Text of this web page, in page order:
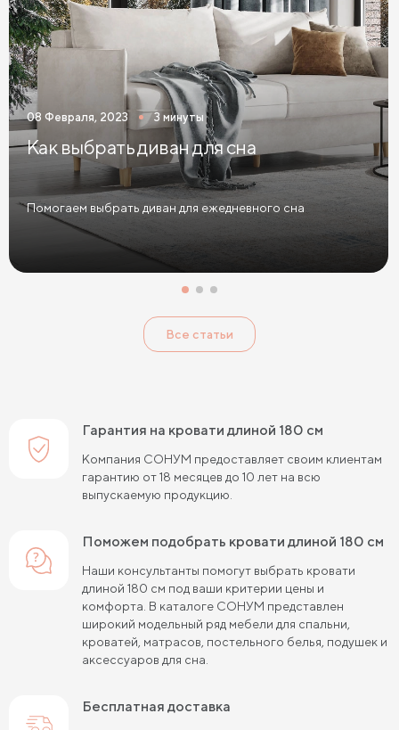
Кровати 180 х 200 с ящиками
Кровати 200 х 200 с ящиками Кровати мятного цвета
Кровати тёмного цвета Кровати горчичного цвета
Кровати бирюзового цвета
Кровати в современном стиле Кровати в стиле лофт
Кровати в скандинавском стиле
Кровати в классическом стиле Кровати без изголовья
Кровати с низким изголовьем
Кровати с мягким изголовьем Кровати светлых цветов
Кровати белого цвета
Кровати цвета графит Кровати желтого цвета
Кровати красного цвета Кровати оранжевого цвета
Кровати розового цвета Кровати серого цвета
Кровати синего цвета Кровати фиолетового цвета
Кровати черного цвета Кровати бежевого цвета
08 Февраля, 2023 3 минуты
Как выбрать диван для сна
Помогаем выбрать диван для ежедневного сна
Все статьи
Гарантия на кровати длиной 180 см
Компания СОНУМ предоставляет своим клиентам
гарантию от 18 месяцев до 10 лет на всю
выпускаемую продукцию.
Поможем подобрать кровати длиной 180 см
Наши консультанты помогут выбрать кровати
длиной 180 см под ваши критерии цены и
комфорта. В каталоге СОНУМ представлен
широкий модельный ряд мебели для спальни,
кроватей, матрасов, постельного белья, подушек и
аксессуаров для сна.
Бесплатная доставка